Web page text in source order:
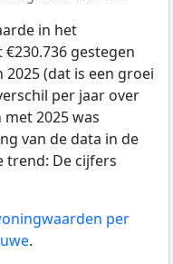
in het
gestegen
2025 (dat is een groei
per jaar over
2025 was
van de data in de
trend: De cijfers
per
.